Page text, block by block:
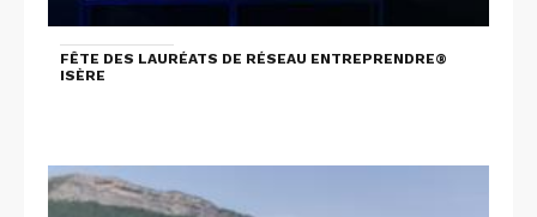
FÊTE DES LAURÉATS DE RÉSEAU ENTREPRENDRE®
ISÈRE